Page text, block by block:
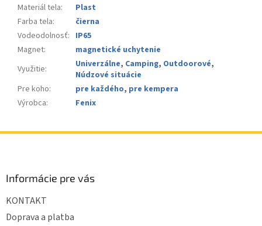
Materiál tela:
Plast
Farba tela:
čierna
Vodeodolnosť: IP65
Magnet:
magnetické uchytenie
Využitie: Univerzálne, Camping, Outdoorové,
Núdzové situácie
Pre koho: pre každého, pre kempera
Výrobca: Fenix
Informácie pre vás
KONTAKT
Doprava a platba